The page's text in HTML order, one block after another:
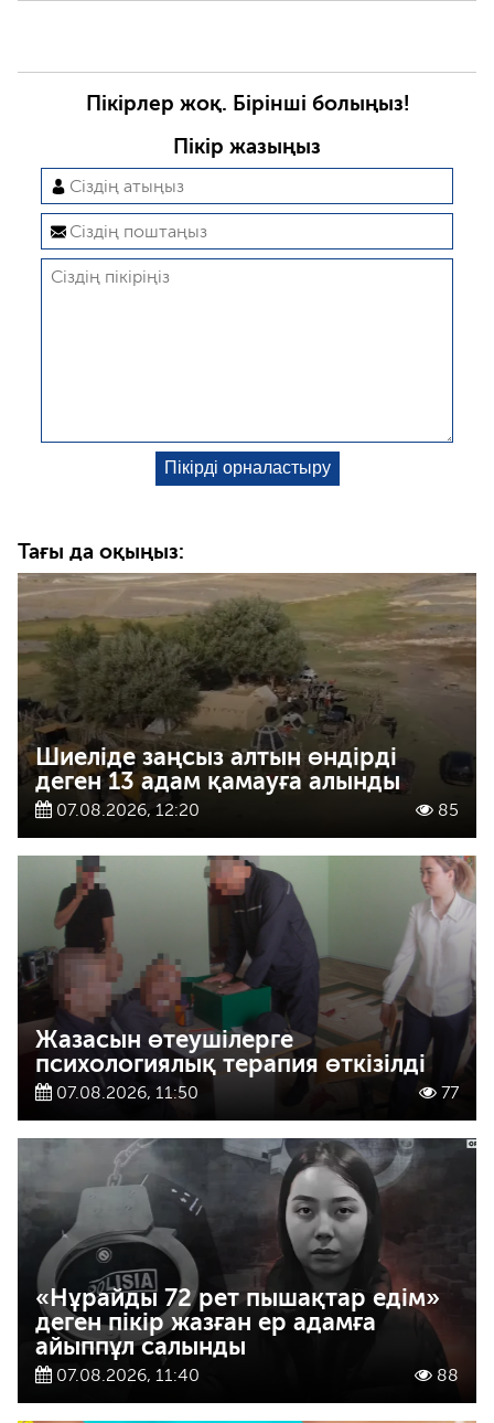
Пікірлер жоқ. Бірінші болыңыз!
Пікір жазыңыз
Тағы да оқыңыз:
Шиеліде заңсыз алтын өндірді
деген 13 адам қамауға алынды
07.08.2026, 12:20 85
Жазасын өтеушілерге
психологиялық терапия өткізілді
07.08.2026, 11:50 77
«Нұрайды 72 рет пышақтар едім»
деген пікір жазған ер адамға
айыппұл салынды
07.08.2026, 11:40 88